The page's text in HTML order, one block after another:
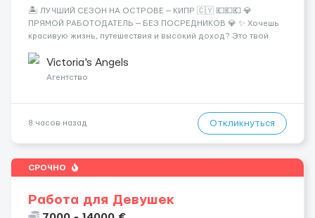
🏝️ ЛУЧШИЙ СЕЗОН НА ОСТРОВЕ — КИПР 🇨🇾 💶💶💶 💎
ПРЯМОЙ РАБОТОДАТЕЛЬ — БЕЗ ПОСРЕДНИКОВ 💎 ✨ Хочешь
красивую жизнь, путешествия и высокий доход? Это твой
Опытная команда с годами практики — Стабильный поток
клиентов (без ...
Victoria's Angels
Агентство
8 часов назад Откликнуться
СРОЧНО
Работа для Девушек